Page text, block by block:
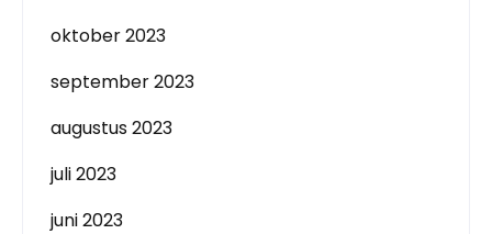
oktober 2023
september 2023
augustus 2023
juli 2023
juni 2023